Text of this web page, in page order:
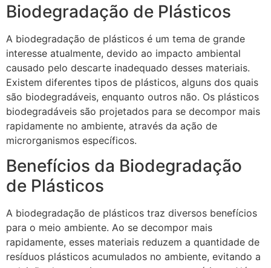
Biodegradação de Plásticos
A biodegradação de plásticos é um tema de grande
interesse atualmente, devido ao impacto ambiental
causado pelo descarte inadequado desses materiais.
Existem diferentes tipos de plásticos, alguns dos quais
são biodegradáveis, enquanto outros não. Os plásticos
biodegradáveis são projetados para se decompor mais
rapidamente no ambiente, através da ação de
microrganismos específicos.
Benefícios da Biodegradação
de Plásticos
A biodegradação de plásticos traz diversos benefícios
para o meio ambiente. Ao se decompor mais
rapidamente, esses materiais reduzem a quantidade de
resíduos plásticos acumulados no ambiente, evitando a